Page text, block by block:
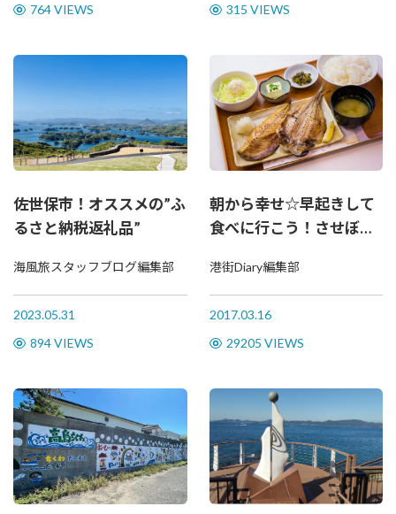
764 VIEWS
315 VIEWS
佐世保市！オススメの”ふ
るさと納税返礼品”
海風旅スタッフブログ編集部
2023.05.31
894 VIEWS
朝から幸せ☆早起きして
食べに行こう！させぼの
港街Diary編集部
2017.03.16
29205 VIEWS